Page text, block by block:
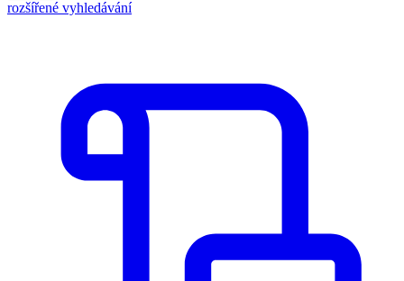
rozšířené vyhledávání